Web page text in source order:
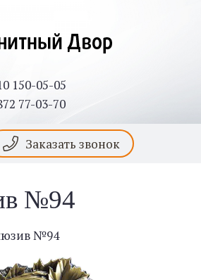
150-05-05
77-03-70
Заказать звонок
№94
№94